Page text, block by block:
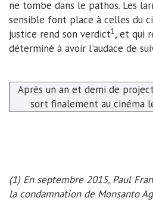
ne tombe dans le pathos. Les
sensible font place à celles du
justice rend son verdict1, et qui
déterminé à avoir l'audace de
Après un an et demi de
sort finalement au cinéma
(1) En septembre 2015, Paul
la condamnation de Monsanto